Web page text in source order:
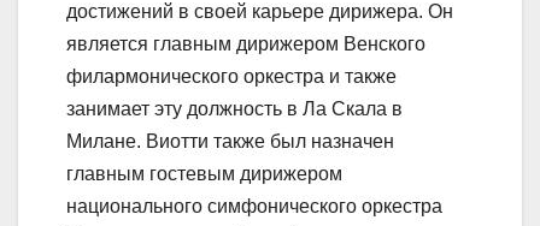
достижений в своей карьере дирижера. Он
является главным дирижером Венского
филармонического оркестра и также
занимает эту должность в Ла Скала в
Милане. Виотти также был назначен
главным гостевым дирижером
национального симфонического оркестра